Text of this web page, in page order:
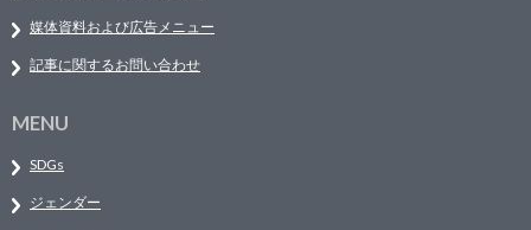
媒体資料および広告メニュー
記事に関するお問い合わせ
MENU
SDGs
ジェンダー